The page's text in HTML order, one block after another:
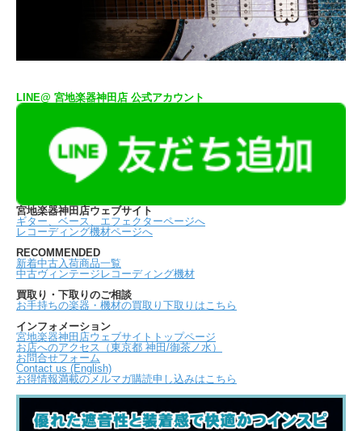
LINE@ 宮地楽器神田店 公式アカウント
宮地楽器神田店ウェブサイト
ギター、ベース、エフェクターページへ
レコーディング機材ページへ
RECOMMENDED
新着中古入荷商品一覧
中古ヴィンテージレコーディング機材
買取り・下取りのご相談
お手持ちの楽器・機材の買取り下取りはこちら
インフォメーション
宮地楽器神田店ウェブサイトトップページ
お店へのアクセス（東京都 神田/御茶ノ水）
お問合せフォーム
Contact us (English)
お得情報満載のメルマガ購読申し込みはこちら